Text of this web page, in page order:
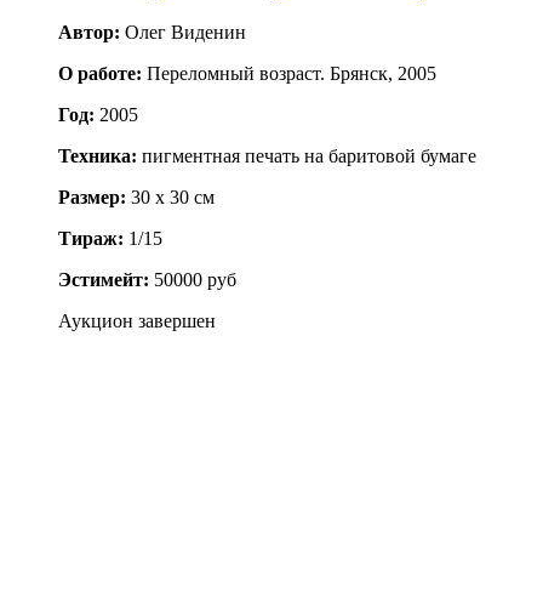
Автор: Олег Виденин
О работе: Переломный возраст. Брянск, 2005
Год: 2005
Техника: пигментная печать на баритовой бумаге
Размер: 30 x 30 см
Тираж: 1/15
Эстимейт: 50000 руб
Аукцион завершен